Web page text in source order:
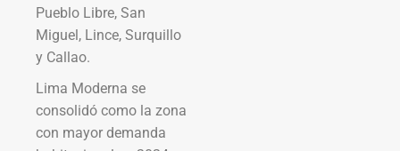
Pueblo Libre, San
Miguel, Lince, Surquillo
y Callao.
Lima Moderna se
consolidó como la zona
con mayor demanda